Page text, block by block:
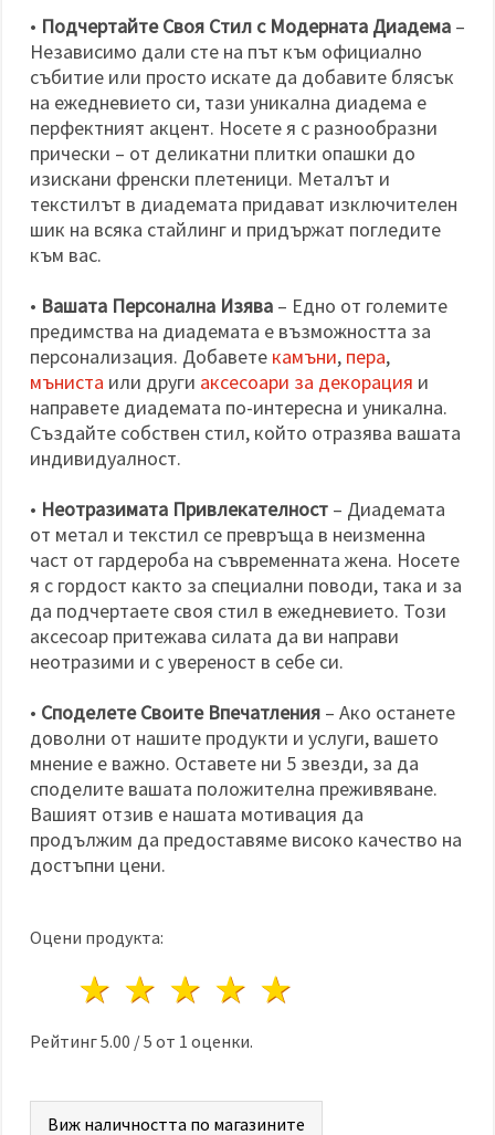
• Подчертайте Своя Стил с Модерната Диадема –
Независимо дали сте на път към официално
събитие или просто искате да добавите блясък
на ежедневието си, тази уникална диадема е
перфектният акцент. Носете я с разнообразни
прически – от деликатни плитки опашки до
изискани френски плетеници. Металът и
текстилът в диадемата придават изключителен
шик на всяка стайлинг и придържат погледите
към вас.
• Вашата Персонална Изява – Едно от големите
предимства на диадемата е възможността за
персонализация. Добавете камъни, пера,
мъниста или други аксесоари за декорация и
направете диадемата по-интересна и уникална.
Създайте собствен стил, който отразява вашата
индивидуалност.
• Неотразимата Привлекателност – Диадемата
от метал и текстил се превръща в неизменна
част от гардероба на съвременната жена. Носете
я с гордост както за специални поводи, така и за
да подчертаете своя стил в ежедневието. Този
аксесоар притежава силата да ви направи
неотразими и с увереност в себе си.
• Споделете Своите Впечатления – Ако останете
доволни от нашите продукти и услуги, вашето
мнение е важно. Оставете ни 5 звезди, за да
споделите вашата положителна преживяване.
Вашият отзив е нашата мотивация да
продължим да предоставяме високо качество на
достъпни цени.
Оцени продукта:
4 звезди
3 звезди
2 звезди
1 звезда
Рейтинг5.00 /5 от 1 оценки.
Виж наличността по магазините